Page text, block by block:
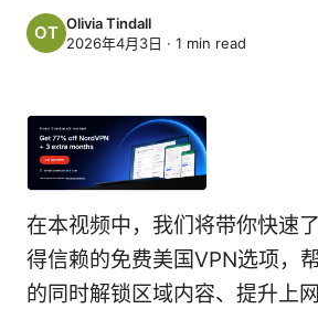
Olivia Tindall
2026年4月3日 · 1 min read
在本视频中，我们将带你快速
得信赖的免费美国VPN选项，
的同时解锁区域内容、提升上